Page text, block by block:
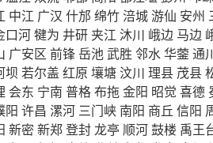
中江 广汉 什邡 绵竹 涪城游仙 安州
口河犍为 井研 夹江 沐川 峨边 马边
广安区 前锋岳池武胜 邻水华蓥 通
坝 若尔盖 红原 壤塘 汶川 理县 茂县
会东 宁南 普格布拖金阳 昭觉 喜德
阳 许昌 漯河 三门峡 南阳 商丘 信阳
新密 新郑登封龙亭 顺河鼓楼 禹王